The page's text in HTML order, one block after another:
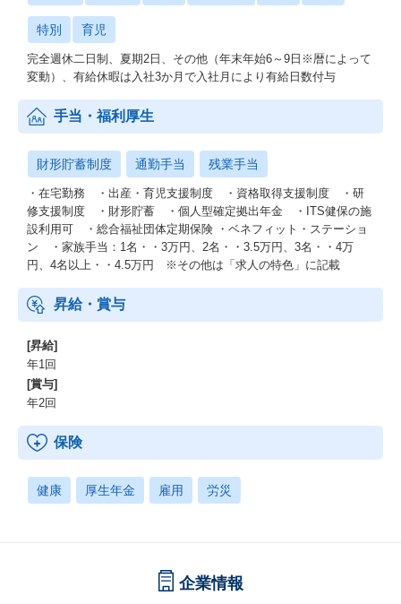
特別 育児
完全週休二日制、夏期2日、その他（年末年始6～9日※暦によって
変動）、有給休暇は入社3か月で入社月により有給日数付与
手当・福利厚生
財形貯蓄制度 通勤手当 残業手当
・在宅勤務 ・出産・育児支援制度 ・資格取得支援制度 ・研
修支援制度 ・財形貯蓄 ・個人型確定拠出年金 ・ITS健保の施
設利用可 ・総合福祉団体定期保険 ・ベネフィット・ステーショ
ン ・家族手当：1名・・3万円、2名・・3.5万円、3名・・4万
円、4名以上・・4.5万円 ※その他は「求人の特色」に記載
昇給・賞与
[昇給]
年1回
[賞与]
年2回
保険
健康 厚生年金 雇用 労災
企業情報